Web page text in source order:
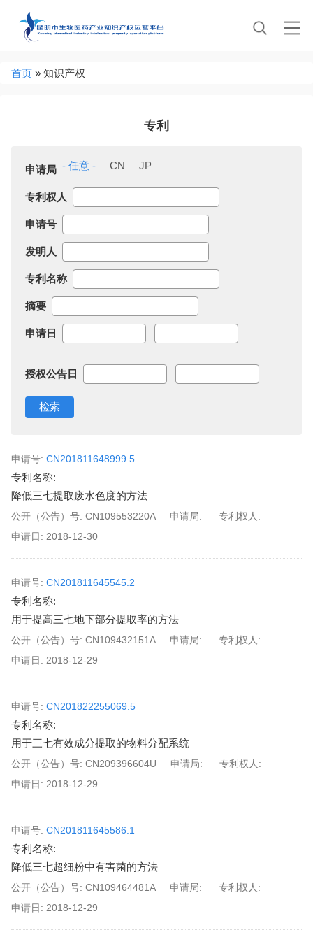
当首页 » 知识产权
专利
申请局 - 任意 - CN JP
专利权人
申请号
发明人
专利名称
摘要
申请日
日
日
授权公告日
公
申请号: CN201811648999.5
专利名称:
降低三七提取废水色度的方法
公开（公告）号: CN109553220A 申请局:
专利权人:
申请日: 2018-12-30
申请号: CN201811645545.2
专利名称:
用于提高三七地下部分提取率的方法
公开（公告）号: CN109432151A 申请局:
专利权人:
申请日: 2018-12-29
申请号: CN201822255069.5
专利名称:
用于三七有效成分提取的物料分配系统
公开（公告）号: CN209396604U 申请局:
专利权人:
申请日: 2018-12-29
申请号: CN201811645586.1
专利名称:
降低三七超细粉中有害菌的方法
公开（公告）号: CN109464481A 申请局:
专利权人:
申请日: 2018-12-29